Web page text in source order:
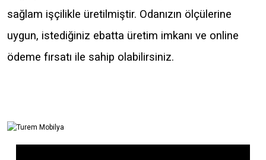
sağlam işçilikle üretilmiştir. Odanızın ölçülerine
uygun, istediğiniz ebatta üretim imkanı ve online
ödeme fırsatı ile sahip olabilirsiniz.